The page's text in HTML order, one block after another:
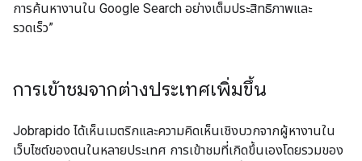
การค้นหางานใน Google Search อย่างเต็มประสิทธิภาพและ
รวดเร็ว”
การเข้าชมจากต่างประเทศเพิ่มขึ้น
Jobrapido ได้เห็นเมตริกและความคิดเห็นเชิงบวกจากผู้หางานใน
เว็บไซต์ของตนในหลายประเทศ การเข้าชมที่เกิดขึ้นเองโดยรวมของ